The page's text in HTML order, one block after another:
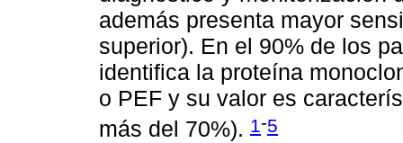
además presenta mayor
superior). En el 90% de los
identifica la proteína
o PEF y su valor es
más del 70%). 1-5